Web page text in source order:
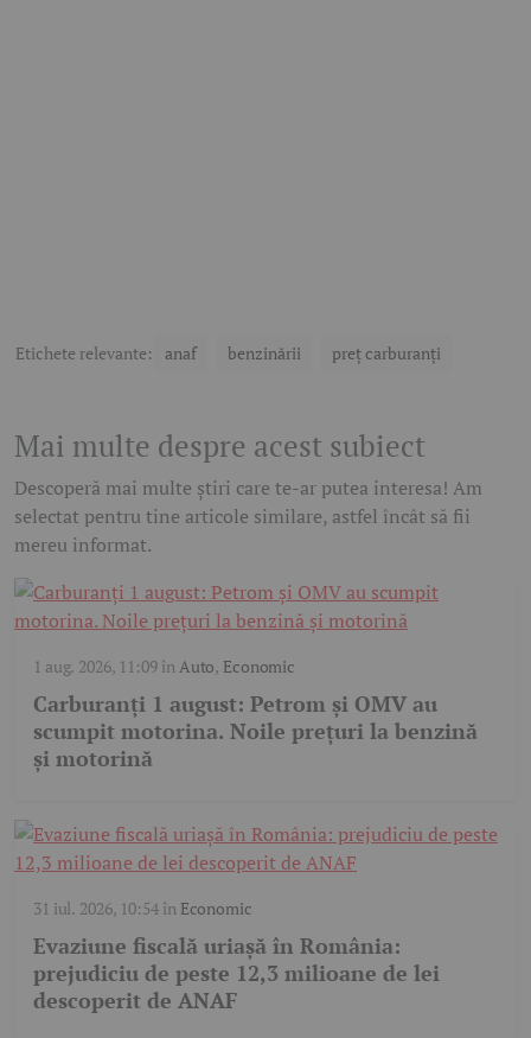
Etichete relevante: anaf benzinării preț carburanți
Mai multe despre acest subiect
Descoperă mai multe știri care te-ar putea interesa! Am
selectat pentru tine articole similare, astfel încât să fii
mereu informat.
1 aug. 2026, 11:09înAuto, Economic
Carburanți 1 august: Petrom și OMV au
scumpit motorina. Noile prețuri la benzină
și motorină
31 iul. 2026, 10:54în Economic
Evaziune fiscală uriașă în România:
prejudiciu de peste 12,3 milioane de lei
descoperit de ANAF